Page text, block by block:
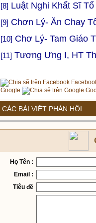
[8] Luật Nghi Khất Sĩ
[9] Chơn Lý- Ăn Chay
[10] Chơ Lý- Tam Giáo
[11] Tương Ưng I, HT
Google
CÁC BÀI VIẾT PHẢN HỒI
Họ Tên :
Email :
Tiêu đề